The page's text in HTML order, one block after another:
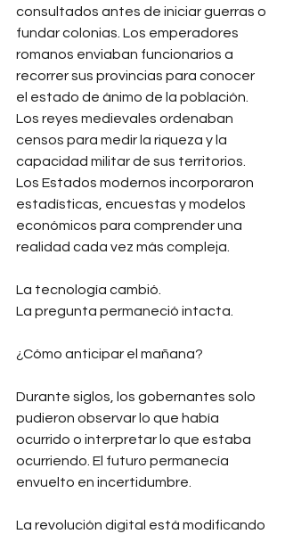
consultados antes de iniciar guerras o
fundar colonias. Los emperadores
romanos enviaban funcionarios a
recorrer sus provincias para conocer
el estado de ánimo de la población.
Los reyes medievales ordenaban
censos para medir la riqueza y la
capacidad militar de sus territorios.
Los Estados modernos incorporaron
estadísticas, encuestas y modelos
económicos para comprender una
realidad cada vez más compleja.
La tecnología cambió.
La pregunta permaneció intacta.
¿Cómo anticipar el mañana?
Durante siglos, los gobernantes solo
pudieron observar lo que había
ocurrido o interpretar lo que estaba
ocurriendo. El futuro permanecía
envuelto en incertidumbre.
La revolución digital está modificando